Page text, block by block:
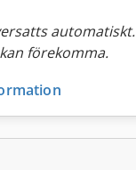
automatiskt.
förekomma.